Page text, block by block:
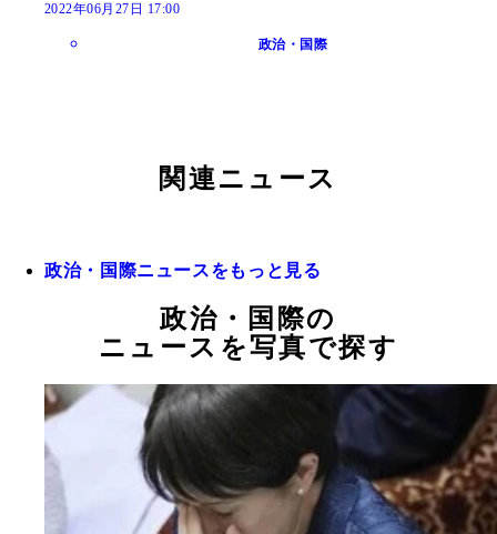
2022年06月27日 17:00
政治・国際
関連ニュース
政治・国際ニュースをもっと見る
政治・国際の
ニュースを写真で探す